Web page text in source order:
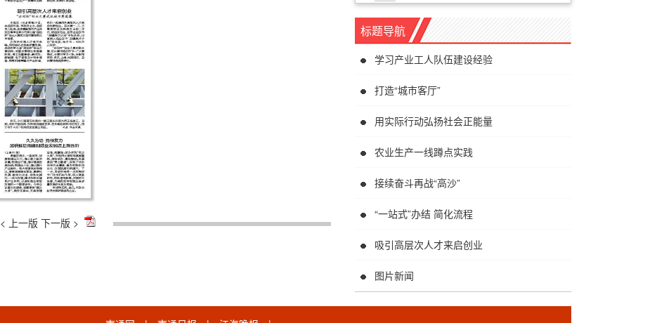
< 上一版 下一版 >
标题导航
学习产业工人队伍建设经验
打造“城市客厅”
用实际行动弘扬社会正能量
农业生产一线蹲点实践
接续奋斗再战“高沙”
“一站式”办结 简化流程
吸引高层次人才来启创业
图片新闻